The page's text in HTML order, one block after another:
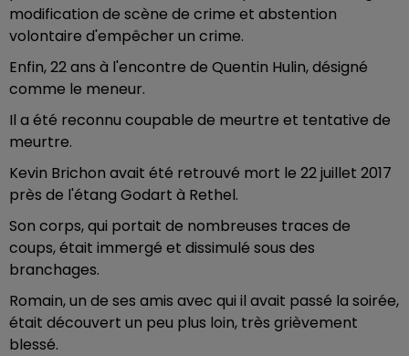
modification de scène de crime et abstention
volontaire d'empêcher un crime.
Enfin, 22 ans à l'encontre de Quentin Hulin, désigné
comme le meneur.
Il a été reconnu coupable de meurtre et tentative de
meurtre.
Kevin Brichon avait été retrouvé mort le 22 juillet 2017
près de l'étang Godart à Rethel.
Son corps, qui portait de nombreuses traces de
coups, était immergé et dissimulé sous des
branchages.
Romain, un de ses amis avec qui il avait passé la soirée,
était découvert un peu plus loin, très grièvement
blessé.